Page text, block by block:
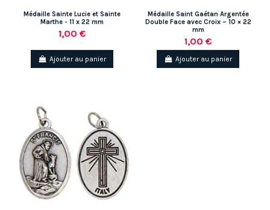
Médaille Sainte Lucie et Sainte
Marthe - 11 x 22 mm
1,00 €
Ajouter au panier
Médaille Saint Gaétan Argentée
Double Face avec Croix – 10 × 22
mm
1,00 €
Ajouter au panier